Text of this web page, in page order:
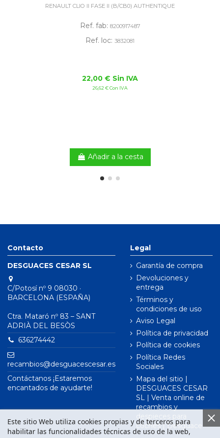
RENAULT CLIO II FASE II (B/CB0) AUTHENTIQUE
Ref. fab: 8200917487
Ref. loc: 3832081
22,00 € Sin IVA
26,62 € Con IVA
Añadir a la cesta
Contacto
DESGUACES CESAR SL
C/Potosí nº 9 08030 ·
BARCELONA (ESPAÑA)
Ctra. Mataró nº 83 – SANT
ADRIÀ DEL BESÒS
636274442
recambios@desguacescesar.es
Contáctanos ¡Estaremos
encantados de ayudarte!
Legal
Garantía de compra
Devoluciones y
entrega
Términos y
condiciones de uso
Aviso Legal
Política de privacidad
Política de cookies
Política Redes
Sociales
Mapa del sitio |
DESGUACES CESAR
SL | Venta online de
recambios y
despieces para
coches | Desguace
Este sitio Web utiliza cookies propias y de terceros para
habilitar las funcionalidades técnicas de uso de la web,